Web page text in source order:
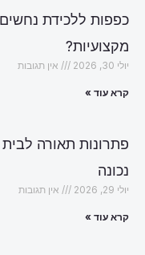
כפפות ללכידת
מקצועיות?
יולי 30, 2026 אין תגובות
קרא עוד »
פתרונות תאורה
נכונה
יולי 29, 2026 אין תגובות
קרא עוד »